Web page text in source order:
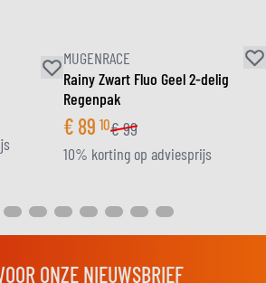
MUGENRACE
Rainy Zwart Fluo Geel 2-delig
Regenpak
€ 89 10€99
10% korting op adviesprijs
ONZE NIEUWSBRIEF